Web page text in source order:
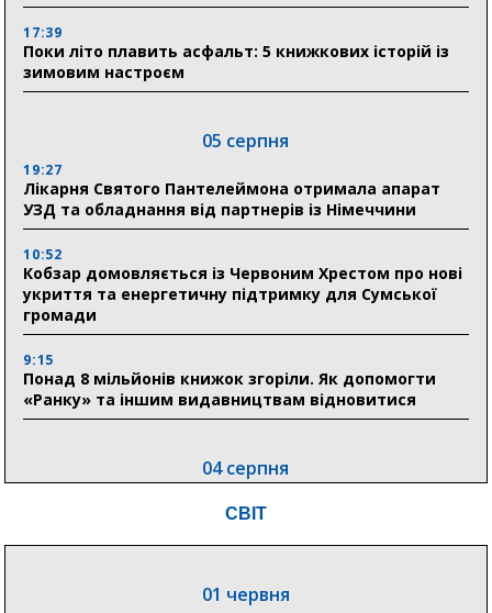
17:39
Поки літо плавить асфальт: 5 книжкових історій із
зимовим настроєм
05 серпня
19:27
Лікарня Святого Пантелеймона отримала апарат
УЗД та обладнання від партнерів із Німеччини
10:52
Кобзар домовляється із Червоним Хрестом про нові
укриття та енергетичну підтримку для Сумської
громади
9:15
Понад 8 мільйонів книжок згоріли. Як допомогти
«Ранку» та іншим видавництвам відновитися
04 серпня
Пенсійний фонд Сумщини спрямував 0,2 млрд грн
СВІТ
01 червня